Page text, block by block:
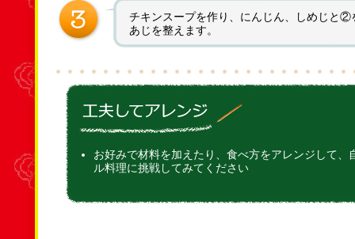
チキンスープを作り、にんじん、しめじと②
あじを整えます。
お好みで材料を加えたり、食べ方をアレンジして、
ル料理に挑戦してみてください